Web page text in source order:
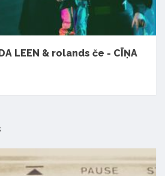
LEEN & rolands če - CĪŅA